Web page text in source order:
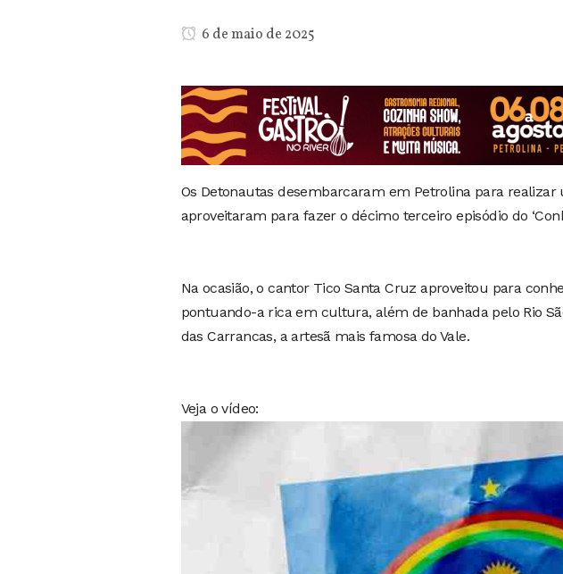
6 de maio de 2025
Os Detonautas desembarcaram em Petrolina para
aproveitaram para fazer o décimo terceiro episódio do
Na ocasião, o cantor Tico Santa Cruz aproveitou para
pontuando-a rica em cultura, além de banhada pelo Rio
das Carrancas, a artesã mais famosa do Vale.
Veja o vídeo: